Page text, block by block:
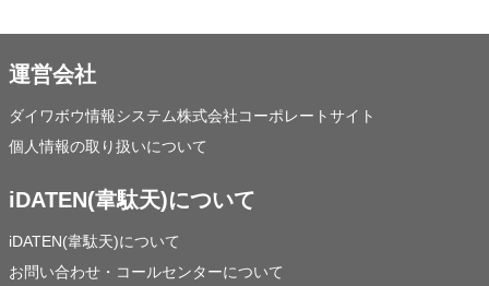
運営会社
ダイワボウ情報システム株式会社コーポレートサイト
個人情報の取り扱いについて
iDATEN(韋駄天)について
iDATEN(韋駄天)について
お問い合わせ・コールセンターについて